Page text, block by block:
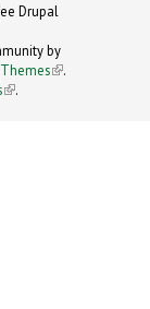
Drupal
by
(link is
.
(link is
.